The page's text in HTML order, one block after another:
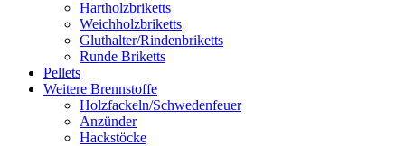
Hartholzbriketts
Weichholzbriketts
Gluthalter/Rindenbriketts
Runde Briketts
Pellets
Weitere Brennstoffe
Holzfackeln/Schwedenfeuer
Anzünder
Hackstöcke